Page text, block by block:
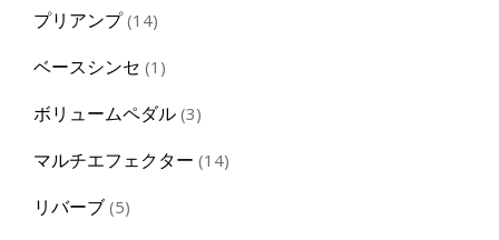
プリアンプ 1414
ベースシンセ 1 1
ボリュームペダル 33
マルチエフェクター 1414
リバーブ 55